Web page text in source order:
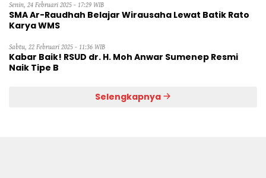
Senin, 24 Februari 2025 - 17:29 WIB
SMA Ar-Raudhah Belajar Wirausaha Lewat Batik Rato
Karya WMS
Sabtu, 22 Februari 2025 - 11:36 WIB
Kabar Baik! RSUD dr. H. Moh Anwar Sumenep Resmi
Naik Tipe B
Selengkapnya